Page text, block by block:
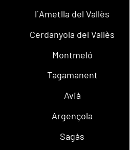
l´Ametlla del Vallès
Cerdanyola del Vallès
Montmeló
Tagamanent
Avià
Argençola
Sagàs